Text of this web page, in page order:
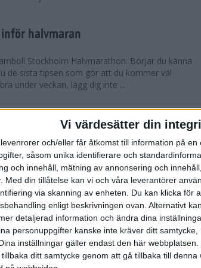
Vi värdesätter din
och/eller får åtkomst till information på en
såsom unika identifierare och
och innehåll, mätning av annonsering och
Med din tillåtelse kan vi och våra leverantörer
via skanning av enheten. Du kan klicka för
enligt beskrivningen ovan. Alternativt
detaljerad information och ändra dina
personuppgifter kanske inte kräver ditt
inställningar gäller endast den här
ditt samtycke genom att gå tillbaka till
halvmaran
Stockholm Halvmarathon. Börjar du känna
de sista tipsen som gör att du kommer väl
under veckan, lägg dig inte ...
Ramboll Stockholm Halvmarathon är
Minns du i våras hur det pratades om
Marathon. Nu har även Ramboll
sprängt sitt tidigare rekord och når snart taket...
inför Tjejmilen
två veckor kvar till Tjejmilen? Hur lägger jag upp
Här ger löpcoachen Josefine Swärm sina bästa